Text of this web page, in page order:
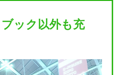
ック以外も充